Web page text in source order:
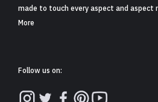
made to touch every aspect and aspect
More
Follow us on: